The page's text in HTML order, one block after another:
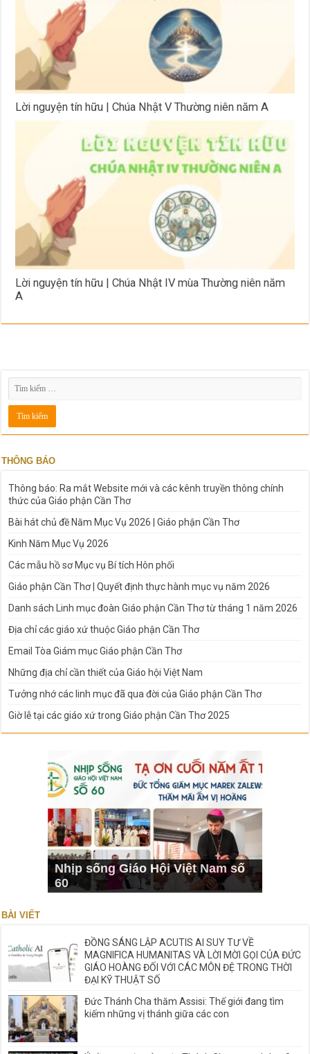
Lời nguyện tín hữu | Chúa Nhật V Thường niên năm A
Lời nguyện tín hữu | Chúa Nhật IV mùa Thường niên năm
A
THÔNG BÁO
Thông báo: Ra mắt Website mới và các kênh truyền thông chính
thức của Giáo phận Cần Thơ
Bài hát chủ đề Năm Mục Vụ 2026 | Giáo phận Cần Thơ
Kinh Năm Mục Vụ 2026
Các mẫu hồ sơ Mục vụ Bí tích Hôn phối
Giáo phận Cần Thơ | Quyết định thực hành mục vụ năm 2026
Danh sách Linh mục đoàn Giáo phận Cần Thơ từ tháng 1 năm 2026
Địa chỉ các giáo xứ thuộc Giáo phận Cần Thơ
Email Tòa Giám mục Giáo phận Cần Thơ
Những địa chỉ cần thiết của Giáo hội Việt Nam
Tưởng nhớ các linh mục đã qua đời của Giáo phận Cần Thơ
Giờ lễ tại các giáo xứ trong Giáo phận Cần Thơ 2025
Nhịp sống Giáo Hội Việt Nam số
60
BÀI VIẾT
ĐỒNG SÁNG LẬP ACUTIS AI SUY TƯ VỀ
MAGNIFICA HUMANITAS VÀ LỜI MỜI GỌI CỦA ĐỨC
GIÁO HOÀNG ĐỐI VỚI CÁC MÔN ĐỆ TRONG THỜI
ĐẠI KỸ THUẬT SỐ
Đức Thánh Cha thăm Assisi: Thế giới đang tìm
kiếm những vị thánh giữa các con